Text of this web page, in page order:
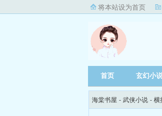
将本站设为首页
首页 玄幻小
海棠书屋 - 武侠小说 - 横